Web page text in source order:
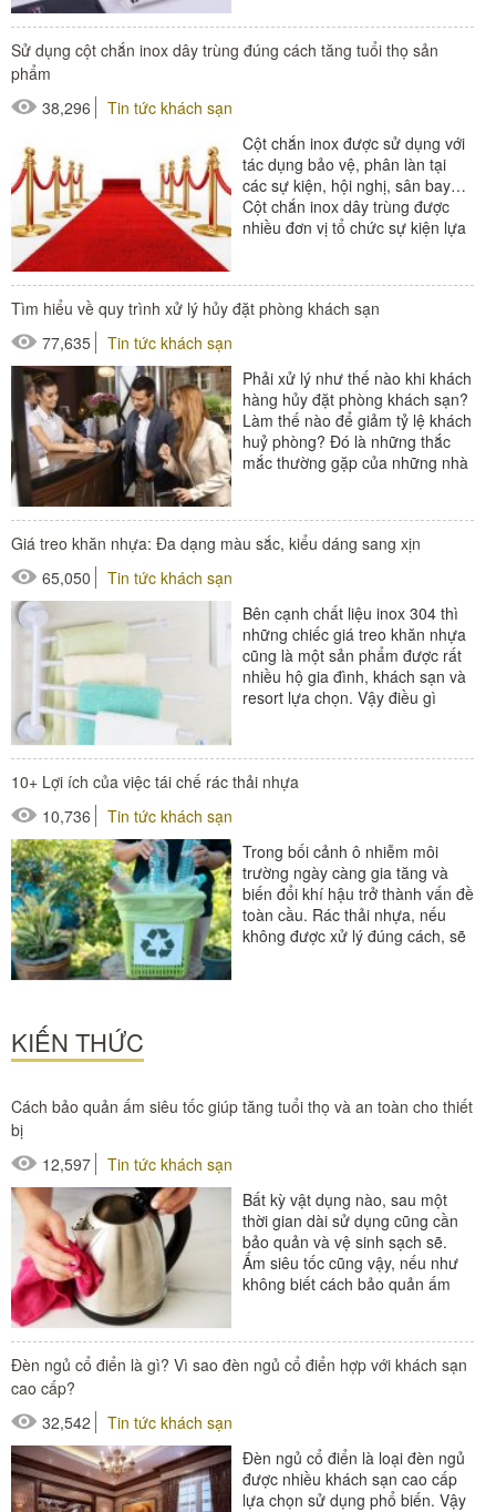
#đồ amenities khách sạn
#khăn lạnh
Sử dụng cột chắn inox dây trùng đúng cách tăng tuổi thọ sản
phẩm
38,296
Tin tức khách sạn
Cột chắn inox được sử dụng với
tác dụng bảo vệ, phân làn tại
các sự kiện, hội nghị, sân bay…
Cột chắn inox dây trùng được
nhiều đơn vị tổ chức sự kiện lựa
#cột chắn inox
Tìm hiểu về quy trình xử lý hủy đặt phòng khách sạn
77,635
Tin tức khách sạn
Phải xử lý như thế nào khi khách
hàng hủy đặt phòng khách sạn?
Làm thế nào để giảm tỷ lệ khách
huỷ phòng? Đó là những thắc
mắc thường gặp của những nhà
#đồ amenities khách sạn
#thiết bị buồng phòng
Giá treo khăn nhựa: Đa dạng màu sắc, kiểu dáng sang xịn
65,050
Tin tức khách sạn
Bên cạnh chất liệu inox 304 thì
những chiếc giá treo khăn nhựa
cũng là một sản phẩm được rất
nhiều hộ gia đình, khách sạn và
resort lựa chọn. Vậy điều gì
#áo choàng tắm
#giá treo khăn tắm
10+ Lợi ích của việc tái chế rác thải nhựa
10,736
Tin tức khách sạn
Trong bối cảnh ô nhiễm môi
trường ngày càng gia tăng và
biến đổi khí hậu trở thành vấn đề
toàn cầu. Rác thải nhựa, nếu
không được xử lý đúng cách, sẽ
KIẾN THỨC
Cách bảo quản ấm siêu tốc giúp tăng tuổi thọ và an toàn cho thiết
bị
12,597
Tin tức khách sạn
Bất kỳ vật dụng nào, sau một
thời gian dài sử dụng cũng cần
bảo quản và vệ sinh sạch sẽ.
Ấm siêu tốc cũng vậy, nếu như
không biết cách bảo quản ấm
#thiết bị buồng phòng
Đèn ngủ cổ điển là gì? Vì sao đèn ngủ cổ điển hợp với khách sạn
cao cấp?
32,542
Tin tức khách sạn
Đèn ngủ cổ điển là loại đèn ngủ
được nhiều khách sạn cao cấp
lựa chọn sử dụng phổ biến. Vậy